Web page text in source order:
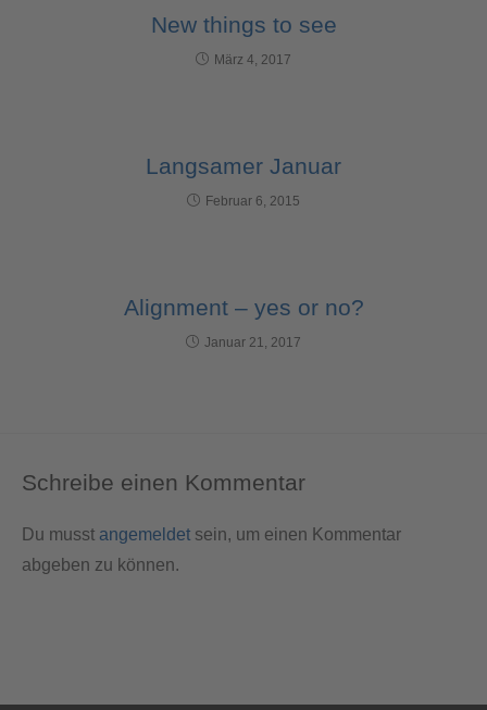
New things to see
März 4, 2017
Langsamer Januar
Februar 6, 2015
Alignment – yes or no?
Januar 21, 2017
Schreibe einen Kommentar
Du musst angemeldet sein, um einen Kommentar
abgeben zu können.